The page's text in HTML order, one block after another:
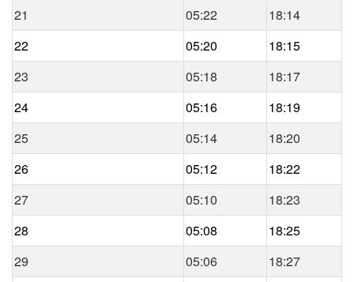
21
05:22
18:14
22
05:20
18:15
23
05:18
18:17
24
05:16
18:19
25
05:14
18:20
26
05:12
18:22
27
05:10
18:23
28
05:08
18:25
29
05:06
18:27